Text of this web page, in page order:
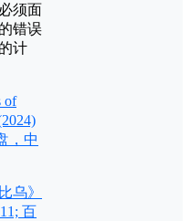
须面
错误
计
of
，中
乌》
百